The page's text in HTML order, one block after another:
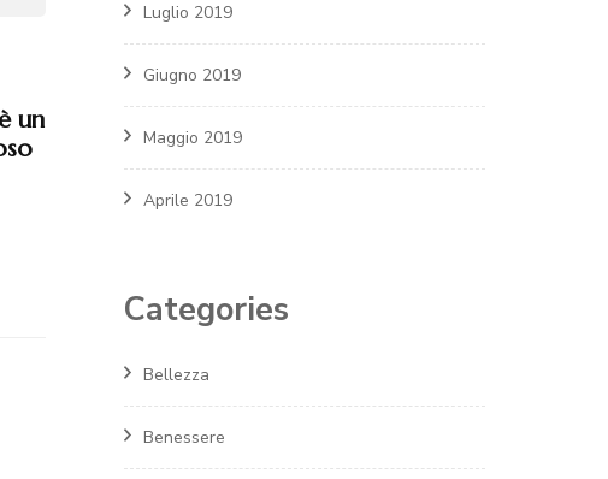
un
Luglio 2019
Giugno 2019
Maggio 2019
Aprile 2019
Categories
Bellezza
Benessere